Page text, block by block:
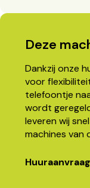
Deze
Dankzij onze
voor
telefoontje
wordt
leveren wij
machines van
Huuraanvraag